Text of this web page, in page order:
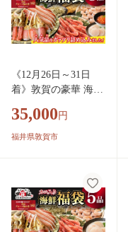
焼さば寿司 ねぎとろ
セット 海鮮 魚介 魚
カニ かに えび エビ
冷凍 甲羅組 人気 厳
選】
《12月26日～31日
着》敦賀の豪華 海鮮
0-b]【生ズワイポー
ション むきえび ホ
さば開き干し 縞ほっ
け開き 詰め合わせ
セット 海鮮 魚介 魚
カニ かに えび エビ
35,000 円
福井県敦賀市